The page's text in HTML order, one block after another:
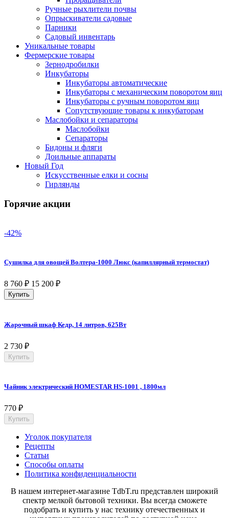
Ручные рыхлители почвы
Опрыскиватели садовые
Парники
Садовый инвентарь
Уникальные товары
Фермерские товары
Зернодробилки
Инкубаторы
Инкубаторы автоматические
Инкубаторы с механическим поворотом яиц
Инкубаторы с ручным поворотом яиц
Сопутствующие товары к инкубаторам
Маслобойки и сепараторы
Маслобойки
Сепараторы
Бидоны и фляги
Доильные аппараты
Новый Год
Искусственные елки и сосны
Гирлянды
Горячие акции
-42%
Сушилка для овощей Волтера-1000 Люкс (капиллярный термостат)
8 760 ₽ 15 200 ₽
Купить
Жарочный шкаф Кедр, 14 литров, 625Вт
2 730 ₽
Купить
Чайник электрический HOMESTAR HS-1001 , 1800мл
770 ₽
Купить
Уголок покупателя
Рецепты
Статьи
Способы оплаты
Политика конфиденциальности
В нашем интернет-магазине TdbT.ru представлен широкий
спектр мелкой бытовой техники. Вы всегда сможете
подобрать и купить у нас технику отечественных и